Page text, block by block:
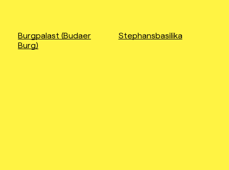
Burgpalast (Budaer
Burg)
Stephansbasilika